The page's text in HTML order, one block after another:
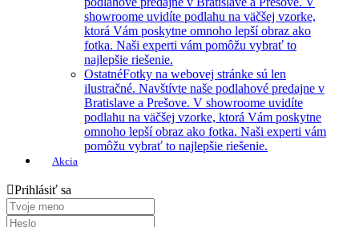
showroome uvidíte podlahu na väčšej vzorke,
ktorá Vám poskytne omnoho lepší obraz ako
fotka. Naši experti vám pomôžu vybrať to
najlepšie riešenie.
OstatnéFotky na webovej stránke sú len
ilustračné. Navštívte naše podlahové predajne v
Bratislave a Prešove. V showroome uvidíte
podlahu na väčšej vzorke, ktorá Vám poskytne
omnoho lepší obraz ako fotka. Naši experti vám
pomôžu vybrať to najlepšie riešenie.
Akcia
Prihlásiť sa